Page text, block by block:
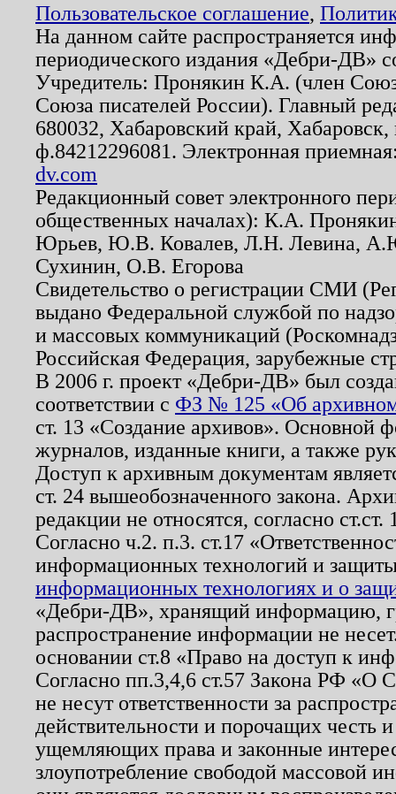
Пользовательское соглашение,
На данном сайте распространяется
периодического издания «Дебри-ДВ»
Учредитель: Пронякин К.А. (член
Союза писателей России). Главный
680032, Хабаровский край,
ф.84212296081. Электронная
dv.com
Редакционный совет электронного
общественных началах): К.А.
Юрьев, Ю.В. Ковалев, Л.Н. Левина,
Сухинин, О.В. Егорова
Свидетельство о регистрации СМИ
выдано Федеральной службой по
и массовых коммуникаций
Российская Федерация, зарубежные
В 2006 г. проект «Дебри-ДВ» был
соответствии с ФЗ № 125 «Об
ст. 13 «Создание архивов». Основной
журналов, изданные книги, а также
Доступ к архивным документам
ст. 24 вышеобозначенного закона.
редакции не относятся, согласно
Согласно ч.2. п.3. ст.17
информационных технологий и
информационных технологиях и о
«Дебри-ДВ», хранящий информацию,
распространение информации не
основании ст.8 «Право на доступ к
Согласно пп.3,4,6 ст.57 Закона РФ «О
не несут ответственности за
действительности и порочащих честь
ущемляющих права и законные
злоупотребление свободой массовой